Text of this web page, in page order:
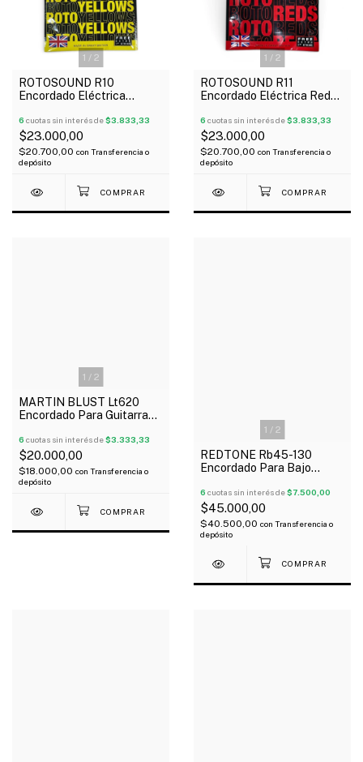
1 / 2
ROTOSOUND R10
Encordado Eléctrica
6 cuotas sin interés de$3.833,33
$23.000,00
$20.700,00 con Transferencia o
depósito
1 / 2
ROTOSOUND R11
Encordado Eléctrica Reds
6 cuotas sin interés de$3.833,33
$23.000,00
$20.700,00 con Transferencia o
depósito
1 / 2
MARTIN BLUST Lt620
Encordado Para Guitarra
Baja
6 cuotas sin interés de$3.333,33
$20.000,00
$18.000,00 con Transferencia o
depósito
1 / 2
REDTONE Rb45-130
Encordado Para Bajo
130
6 cuotas sin interés de$7.500,00
$45.000,00
$40.500,00 con Transferencia o
depósito